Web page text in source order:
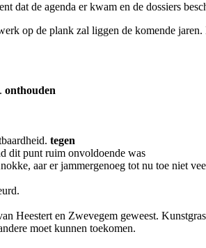
dat de agenda er kwam en de dossiers
op de plank zal liggen de komende
onthouden
tegen
dit punt ruim onvoldoende was
aar er jammergenoeg tot nu toe niet
Heestert en Zwevegem geweest.
moet kunnen toekomen.